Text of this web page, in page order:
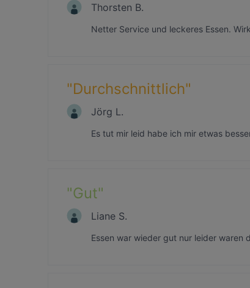
Thorsten B.
Netter Service und leckeres Essen.
"Durchschnittlich"
Jörg L.
Es tut mir leid habe ich mir etwas
"Gut"
Liane S.
Essen war wieder gut nur leider waren